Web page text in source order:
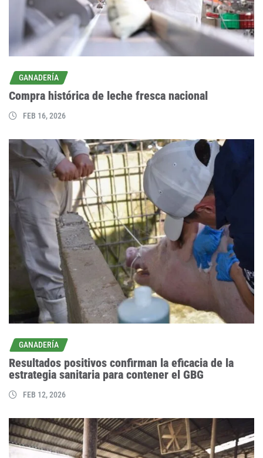
GANADERÍA
Compra histórica de leche fresca nacional
FEB 16, 2026
GANADERÍA
Resultados positivos confirman la eficacia de la
estrategia sanitaria para contener el GBG
FEB 12, 2026